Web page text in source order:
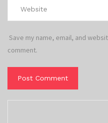
Save my name, email, and
comment.